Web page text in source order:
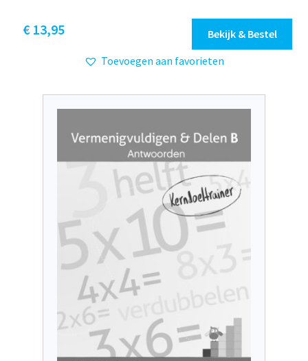
€13,95
Bekijk & Bestel
Toevoegen aan favorieten